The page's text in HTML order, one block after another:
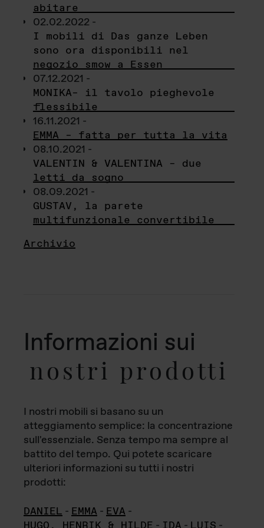
abitare
02.02.2022 -
I mobili di Das ganze Leben
sono ora disponibili nel
negozio smow a Essen
07.12.2021 -
MONIKA– il tavolo pieghevole
flessibile
16.11.2021 -
EMMA – fatta per tutta la vita
08.10.2021 -
VALENTIN & VALENTINA – due
letti da sogno
08.09.2021 -
GUSTAV, la parete
multifunzionale convertibile
Archivio
Informazioni sui
nostri prodotti
I nostri mobili si basano su un
atteggiamento semplice: la concentrazione
sull'essenziale. Senza tempo ma sempre al
battito del tempo. Qui potete scaricare
ulteriori informazioni su tutti i nostri
prodotti:
DANIEL - EMMA - EVA -
HUGO, HENRIK & HILDE - IDA - LUIS -